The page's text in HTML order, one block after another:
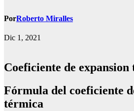
PorRoberto Miralles
Dic 1, 2021
Coeficiente de
fórmula del coeficiente de dilatación
térmica